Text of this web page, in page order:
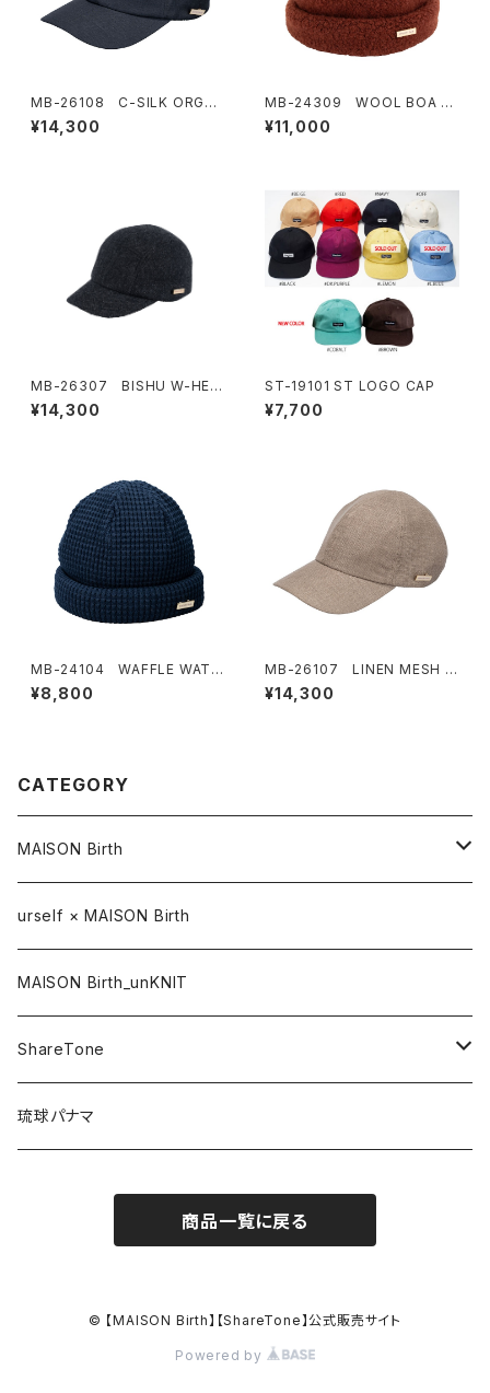
MB-26108 C-SILK ORGAN
MESH CAP
¥14,300
MB-24309 WOOL BOA W
ATCH
¥11,000
MB-26307 BISHU W-HER
RING JET CAP
¥14,300
ST-19101 ST LOGO CAP
¥7,700
MB-24104 WAFFLE WATC
H CAP
¥8,800
MB-26107 LINEN MESH C
AP
¥14,300
CATEGORY
MAISON Birth
CAP / キャップ
HAT / ハット
KNIT / ニット
CASQUETTE / キャスケット
HUNTING / ハンチング
OTHER / その他
urself × MAISON Birth
MAISON Birth_unKNIT
ShareTone
CAP / キャップ
OUTLET / アウトレット
琉球パナマ
商品一覧に戻る
© 【MAISON Birth】【ShareTone】公式販売サイト
Powered by